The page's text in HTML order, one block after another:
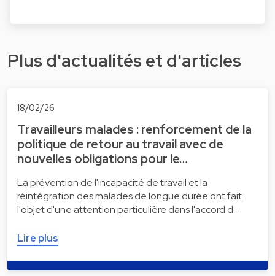
Plus d'actualités et d'articles
18/02/26
Travailleurs malades : renforcement de la
politique de retour au travail avec de
nouvelles obligations pour le…
La prévention de l'incapacité de travail et la
réintégration des malades de longue durée ont fait
l'objet d'une attention particulière dans l'accord d…
Lire plus